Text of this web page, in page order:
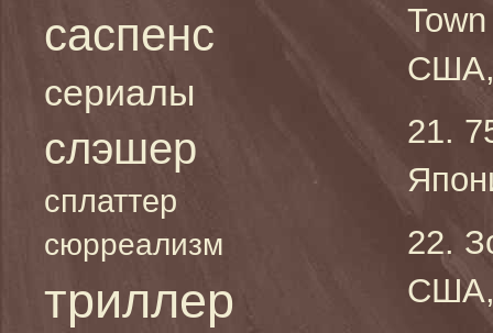
саспенс
сериалы
слэшер
сплаттер
сюрреализм
триллер
США,
21.
22.
США,